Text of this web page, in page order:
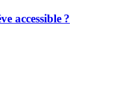
accessible ?